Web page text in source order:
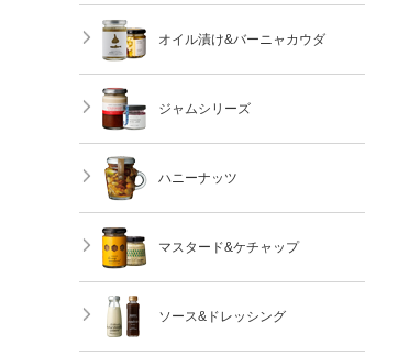
オイル漬け&バーニャカウダ
ジャムシリーズ
ハニーナッツ
マスタード&ケチャップ
ソース&ドレッシング